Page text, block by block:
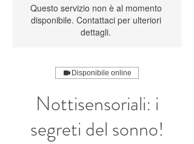
Questo servizio non è al momento
disponibile. Contattaci per ulteriori
dettagli.
Disponibile online
Nottisensoriali: i
segreti del sonno!